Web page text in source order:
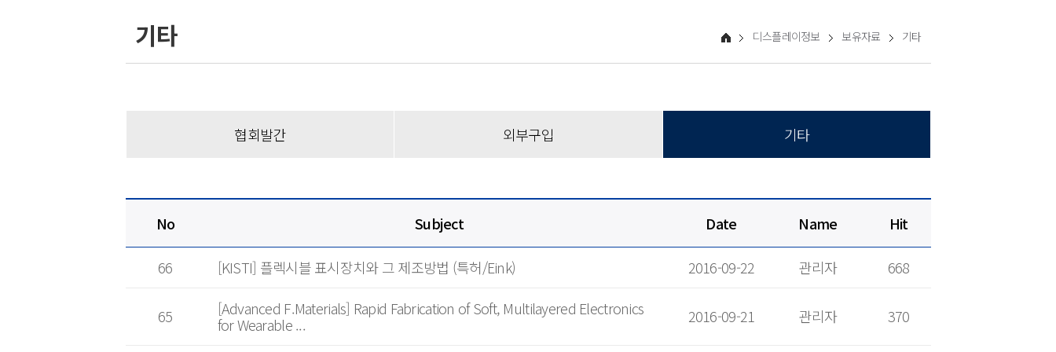
품목분류 가이드
기타 디스플레이정보 보유자료 기타
협회발간 외부구입 기타
No Subject Date Name Hit
66 [KISTI] 플렉시블 표시장치와 그 제조방법 (특허/Eink) 2016-09-22 관리자 668
65
[Advanced F.Materials] Rapid Fabrication of Soft, Multilayered Electronics
for Wearable ...
2016-09-21 관리자 370